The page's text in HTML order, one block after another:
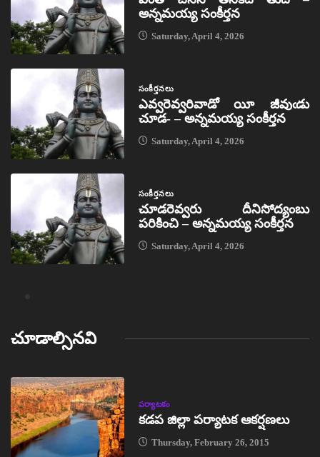
అన్నమయ్య సంకీర్తన
Saturday, April 4, 2026
సంకీర్తనలు
ఎవ్వరెవ్వరివాడో యీ జీవుఁడు
చూడ- – అన్నమయ్య సంకీర్తన
Saturday, April 4, 2026
సంకీర్తనలు
చూడరెవ్వరు దీనిసోద్యంబు
పరికించి – అన్నమయ్య సంకీర్తన
Saturday, April 4, 2026
చూడాల్సినవి
పర్యాటకం
కడప జిల్లా పర్యాటక ఆకర్షణలు
Thursday, February 26, 2015